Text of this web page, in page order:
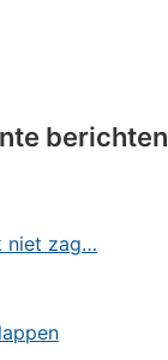
berichten
niet zag…